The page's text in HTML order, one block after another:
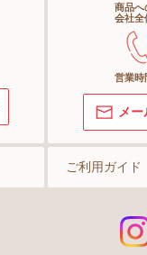
オーラ
スキン
商品へ
会社全
営業
メー
ご利用ガイド